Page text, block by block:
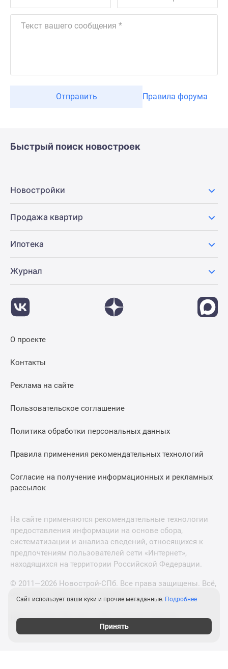
Отправить Правила форума
Быстрый поиск новостроек
Новостройки
Продажа квартир
Ипотека
Журнал
О проекте
Контакты
Реклама на сайте
Пользовательское соглашение
Политика обработки персональных данных
Правила применения рекомендательных технологий
Согласие на получение информационных и рекламных
рассылок
На сайте применяются рекомендательные технологии
предоставления информации на основе сбора,
систематизации и анализа сведений, относящихся к
предпочтениям пользователей сети «Интернет»,
находящихся на территории Российской Федерации.
© 2011—2026 Новострой-СПб. Все права защищены. Всё,
что нужно знать о новостройках
Новостройки Москвы и Московской области
Сайт использует ваши куки и прочие метаданные. Подробнее
Принять